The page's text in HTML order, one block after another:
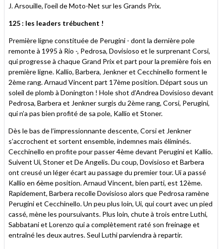
J. Arsouille, l'oeil de Moto-Net sur les Grands Prix.
125 : les leaders trébuchent !
Première ligne constituée de Perugini - dont la dernière pole
remonte à 1995 à Rio -, Pedrosa, Dovisioso et le surprenant Corsi,
qui progresse à chaque Grand Prix et part pour la première fois en
première ligne. Kallio, Barbera, Jenkner et Cecchinello forment le
2ème rang. Arnaud Vincent part 17ème position. Départ sous un
soleil de plomb à Donington ! Hole shot d’Andrea Dovisioso devant
Pedrosa, Barbera et Jenkner surgis du 2ème rang, Corsi, Perugini,
qui n’a pas bien profité de sa pole, Kallio et Stoner.
Dès le bas de l’impressionnante descente, Corsi et Jenkner
s’accrochent et sortent ensemble, indemnes mais éliminés.
Cecchinello en profite pour passer 4ème devant Perugini et Kallio.
Suivent Ui, Stoner et De Angelis. Du coup, Dovisioso et Barbera
ont creusé un léger écart au passage du premier tour. Ui a passé
Kallio en 6ème position. Arnaud Vincent, bien parti, est 12ème.
Rapidement, Barbera recolle Dovisioso alors que Pedrosa ramène
Perugini et Cecchinello. Un peu plus loin, Ui, qui court avec un pied
cassé, mène les poursuivants. Plus loin, chute à trois entre Luthi,
Sabbatani et Lorenzo qui a complètement raté son freinage et
entraîné les deux autres. Seul Luthi parviendra à repartir.